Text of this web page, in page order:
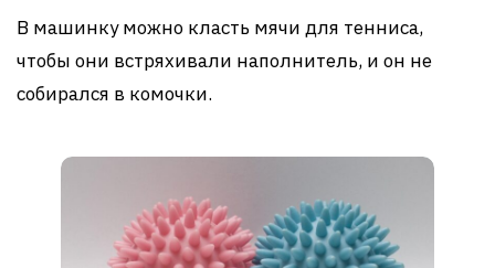
В машинку можно класть мячи для тенниса,
чтобы они встряхивали наполнитель, и он не
собирался в комочки.